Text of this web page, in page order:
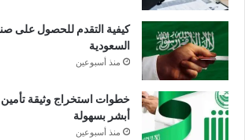
كيفية التقدم للحصول على
السعودية
منذ أسبوعين
خطوات استخراج وثيقة
أبشر بسهولة
منذ أسبوعين